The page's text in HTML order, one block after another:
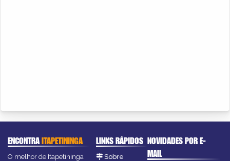
ENCONTRAITAPETININGA
O melhor de Itapetininga
LINKS RÁPIDOS
Sobre
NOVIDADES POR E-
MAIL